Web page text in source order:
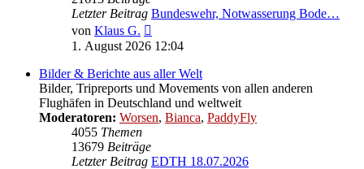
Letzter Beitrag Bundeswehr, Notwasserung Bode…
von Klaus G.
Beitrag
1. August 2026 12:04
Bilder & Berichte aus aller Welt
Bilder, Tripreports und Movements von allen anderen
Flughäfen in Deutschland und weltweit
Moderatoren: Worsen, Bianca, PaddyFly
4055 Themen
13679 Beiträge
Letzter Beitrag EDTH 18.07.2026